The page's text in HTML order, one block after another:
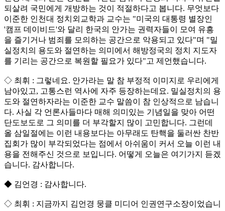
되살려 국민에게 개방하는 것이 적절하다고 봅니다. 무엇보다
이준한 인천대 정치외교학과 교수는 "미국의 대통령 별장인
'캠프 데이비드'와 달리 한국의 안가는 권력자들이 모여 유흥
을 즐기거나 범죄를 모의하는 공간으로 악용되고 있다"며 "밀
실정치의 용도와 절연하는 의미에서 해방정국의 정치 지도자
를 기리는 공간으로 복원할 필요가 있다"고 제언했습니다.
◇ 최휘 : 그렇네요. 안가라는 말 참 부정적 이미지로 우리에게
남아있고, 고통스런 역사에 자주 등장하는데요. 밀실정치의 용
도와 절연하자라는 이준한 교수 말씀이 참 인상적으로 남습니
다. 사실 각 언론사들마다 매해 의미있는 기념일을 맞아 어떤
단도보도로 그 의미를 더 부각할지 많이 고민합니다. 그런데
올 삼일절에는 이런 내용보다는 아무래도 탄핵을 둘러싼 찬반
집회가 많이 부각되었다는 점에서 아쉬움이 커서 오늘 이런 내
용을 전해주신 것으로 보입니다. 어떻게 오늘은 여기가지 듣겠
습니다. 감사합니다.
◆ 김언경 : 감사합니다.
◇ 최휘 : 지금까지 김언경 뭉클 미디어 인권연구소장이었습니